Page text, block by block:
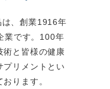
、創業1916年
業です。100年
術と皆様の健康
プリメントとい
ります。